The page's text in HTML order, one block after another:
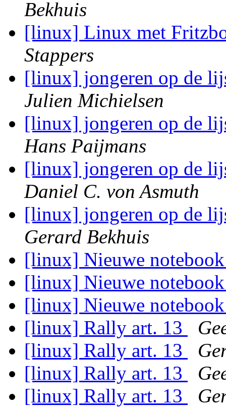
Bekhuis
[linux] Linux met
Stappers
[linux] jongeren op de
Julien Michielsen
[linux] jongeren op de
Hans Paijmans
[linux] jongeren op de
Daniel C. von Asmuth
[linux] jongeren op de
Gerard Bekhuis
[linux] Nieuwe
[linux] Nieuwe
[linux] Nieuwe
[linux] Rally art. 13
[linux] Rally art. 13
[linux] Rally art. 13
[linux] Rally art. 13